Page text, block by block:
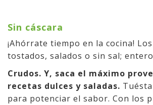
Sin cáscara
¡Ahórrate tiempo en la cocina!
tostados, salados o sin sal;
Crudos. Y, saca el máximo
recetas dulces y saladas.
para potenciar el sabor. Con los